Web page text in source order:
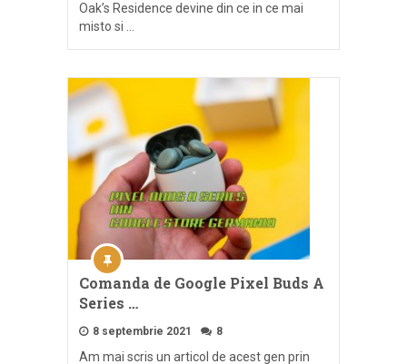
Oak’s Residence devine din ce in ce mai
misto si …
Comanda de Google Pixel Buds A
Series …
8 septembrie 2021 8
Am mai scris un articol de acest gen prin